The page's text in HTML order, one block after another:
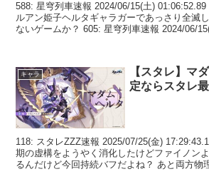
588: 星穹列車速報 2024/06/15(土)
ルアン姫子ヘルタギャラガーであっさり全滅
ないゲームか？ 605: 星穹列車速報 2024/06/15(
キャラ
【スタレ】マ
定ならスタレ最
118: スタレZZZ速報 2025/07/25(金)
期の虚構をようやく消化したけどファイノン
るんだけど今回持続バフだよね？ あと両方物